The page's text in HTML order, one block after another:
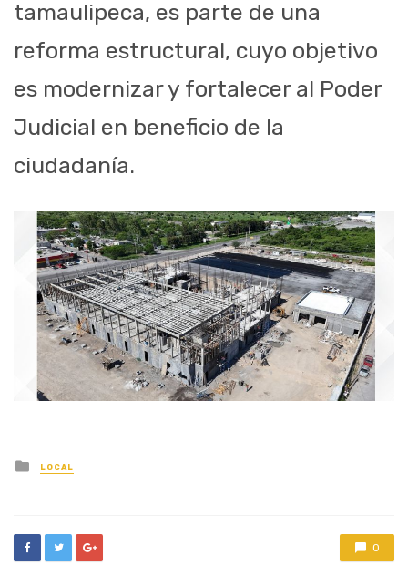
tamaulipeca, es parte de una
reforma estructural, cuyo objetivo
es modernizar y fortalecer al Poder
Judicial en beneficio de la
ciudadanía.
Posted
in
LOCAL
0